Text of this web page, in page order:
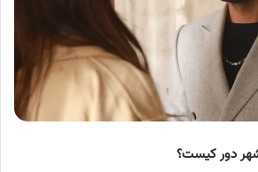
دور کیست؟